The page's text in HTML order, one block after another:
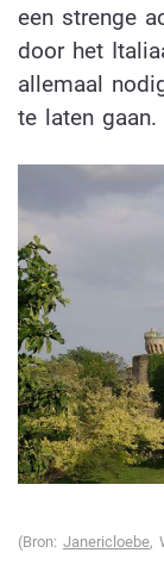
een strenge
door het
allemaal
te laten gaan.
(Bron: Janericloebe,